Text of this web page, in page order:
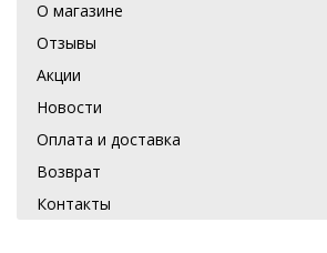
О магазине
Отзывы
Акции
Новости
Оплата и доставка
Возврат
Контакты